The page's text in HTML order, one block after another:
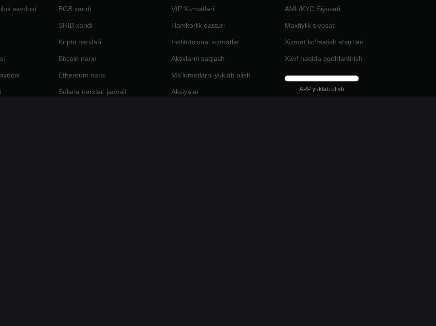
savdosi BGB xaridi
SHIB xaridi
Kripto narxlari
Bitcoin narxi
Ethereum narxi
Solana narxlari jadvali
VIP Xizmatlari
Hamkorlik dasturi
Institutsional xizmatlar
Aktivlarni saqlash
Ma'lumotlarni yuklab olish
Aksiyalar
AML/KYC Siyosati
Maxfiylik siyosati
Xizmat ko'rsatish shartlari
Xavf haqida ogohlantirish
APP yuklab olish